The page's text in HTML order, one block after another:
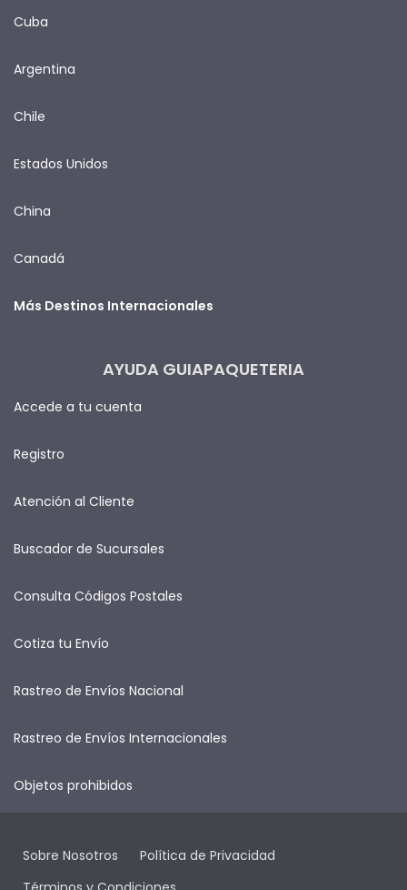
Cuba
Argentina
Chile
Estados Unidos
China
Canadá
Más Destinos Internacionales
AYUDA GUIAPAQUETERIA
Accede a tu cuenta
Registro
Atención al Cliente
Buscador de Sucursales
Consulta Códigos Postales
Cotiza tu Envío
Rastreo de Envíos Nacional
Rastreo de Envíos Internacionales
Objetos prohibidos
Sobre Nosotros
Política de Privacidad